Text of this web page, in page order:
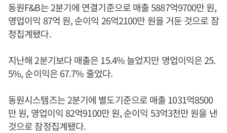
동원F&B는 2분기에 연결기준으로 매출 5887억9700만 원,
영업이익 87억 원, 순이익 26억2100만 원을 거둔 것으로 잠
정집계됐다.
지난해 2분기보다 매출은 15.4% 늘었지만 영업이익은 25.
5%, 순이익은 67.7% 줄었다.
동원시스템즈는 2분기에 별도기준으로 매출 1031억8500
만 원, 영업이익 82억9100만 원, 순이익 53억3천만 원을 낸
것으로 잠정집계됐다.